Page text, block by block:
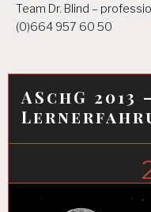
Team Dr. Blind –
(0)664 957 60 50
ASchG